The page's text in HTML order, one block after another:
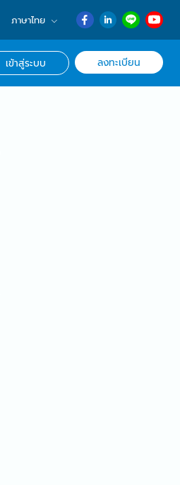
ภาษาไทย
English
日本語
เข้าสู่ระบบ ลงทะเบียน